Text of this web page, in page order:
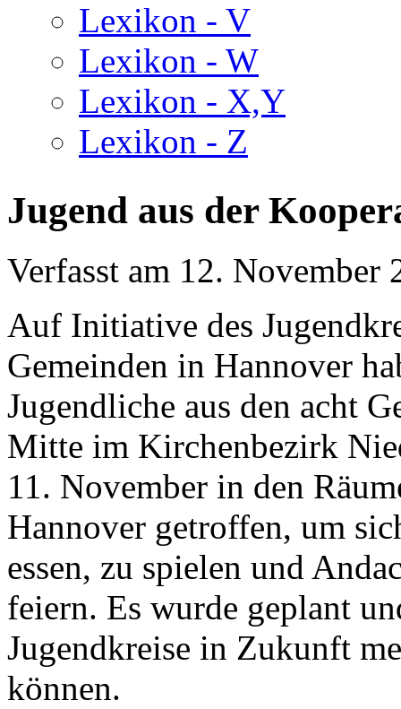
Lexikon - V
Lexikon - W
Lexikon - X,Y
Lexikon - Z
Jugend aus der
Verfasst am 12. November
Auf Initiative des
Gemeinden in Hannover
Jugendliche aus den acht
Mitte im Kirchenbezirk
11. November in den
Hannover getroffen, um
essen, zu spielen und
feiern. Es wurde geplant
Jugendkreise in Zukunft
können.